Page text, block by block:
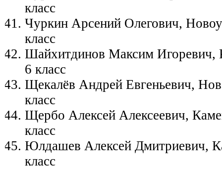
класс
Чуркин Арсений Олегович,
класс
Шайхитдинов Максим Игоревич,
6 класс
Щекалёв Андрей Евгеньевич,
класс
Щербо Алексей Алексеевич,
класс
Юлдашев Алексей Дмитриевич,
класс